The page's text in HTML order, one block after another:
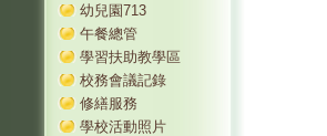
幼兒園713
午餐總管
學習扶助教學區
校務會議記錄
修繕服務
學校活動照片